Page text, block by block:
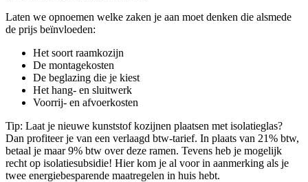
Laten we opnoemen welke zaken je aan moet denken die alsmede
de prijs beïnvloeden:
Het soort raamkozijn
De montagekosten
De beglazing die je kiest
Het hang- en sluitwerk
Voorrij- en afvoerkosten
Tip: Laat je nieuwe kunststof kozijnen plaatsen met isolatieglas?
Dan profiteer je van een verlaagd btw-tarief. In plaats van 21% btw,
betaal je maar 9% btw over deze ramen. Tevens heb je mogelijk
recht op isolatiesubsidie! Hier kom je al voor in aanmerking als je
twee energiebesparende maatregelen in huis hebt.